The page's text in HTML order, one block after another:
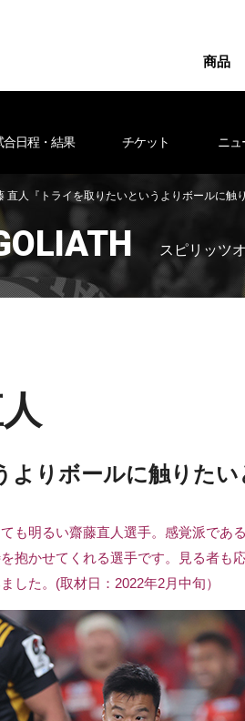
商品
合日程・結果 チケット ニュ
直人『トライを取りたいというよりボールに触
スピリッツ
よりボールに触りたい
も明るい齋藤直人選手。感覚派であ
抱かせてくれる選手です。見る者も
した。(取材日：2022年2月中旬）